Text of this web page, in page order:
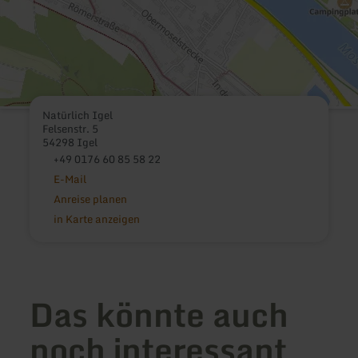
Natürlich Igel
Felsenstr. 5
54298 Igel
+49 0176 60 85 58 22
E-Mail
Anreise planen
in Karte anzeigen
Das könnte auch